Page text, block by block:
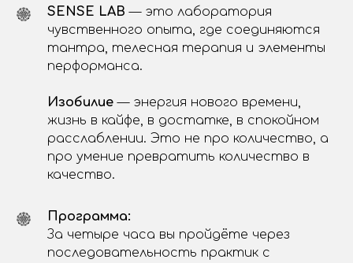
SENSE LAB — это лаборатория
чувственного опыта, где соединяются
тантра, телесная терапия и элементы
перформанса.
Изобилие— энергия нового времени,
жизнь в кайфе, в достатке, в спокойном
расслаблении. Это не про количество, а
про умение превратить количество в
качество.
Программа:
За четыре часа вы пройдёте через
последовательность практик с